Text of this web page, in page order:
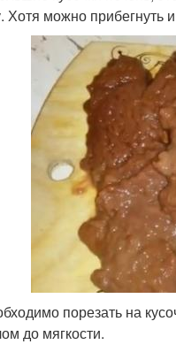
Хотя можно прибегнуть
порезать на
до мягкости.